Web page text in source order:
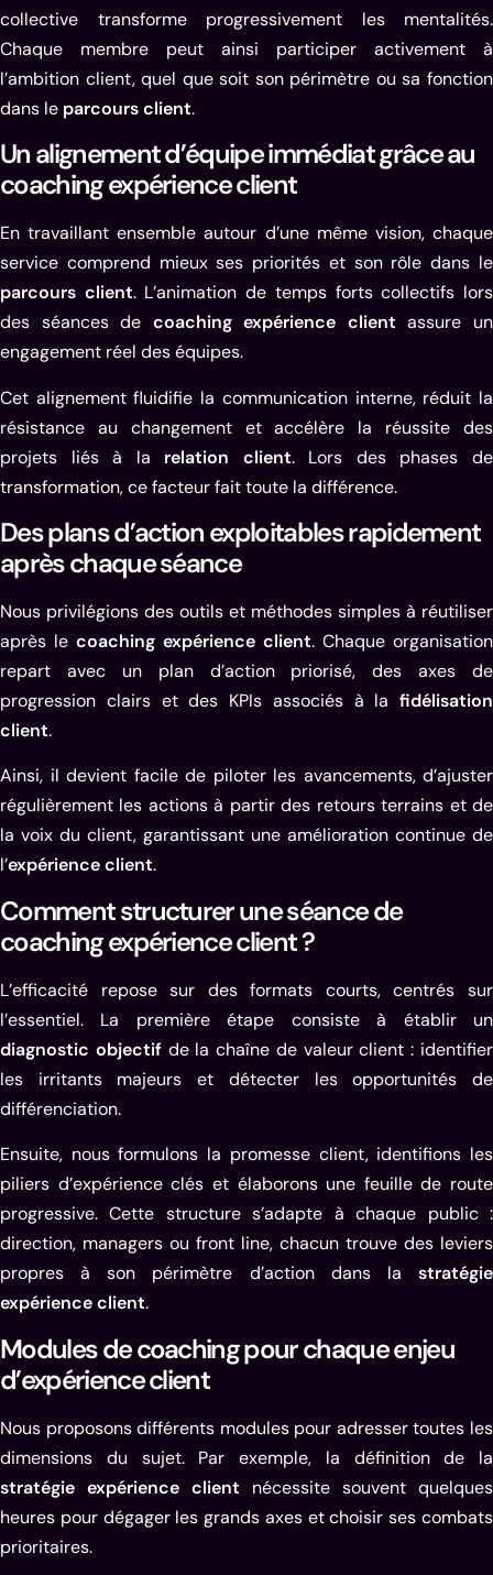
collective transforme progressivement les mentalités.
Chaque membre peut ainsi participer activement à
l’ambition client, quel que soit son périmètre ou sa fonction
dans le parcours client.
Un alignement d’équipe immédiat grâce au
coaching expérience client
En travaillant ensemble autour d’une même vision, chaque
service comprend mieux ses priorités et son rôle dans le
parcours client. L’animation de temps forts collectifs lors
des séances de coaching expérience client assure un
engagement réel des équipes.
Cet alignement fluidifie la communication interne, réduit la
résistance au changement et accélère la réussite des
projets liés à la relation client. Lors des phases de
transformation, ce facteur fait toute la différence.
Des plans d’action exploitables rapidement
après chaque séance
Nous privilégions des outils et méthodes simples à réutiliser
après le coaching expérience client. Chaque organisation
repart avec un plan d’action priorisé, des axes de
progression clairs et des KPIs associés à la fidélisation
client.
Ainsi, il devient facile de piloter les avancements, d’ajuster
régulièrement les actions à partir des retours terrains et de
la voix du client, garantissant une amélioration continue de
l’expérience client.
Comment structurer une séance de
coaching expérience client ?
L’efficacité repose sur des formats courts, centrés sur
l’essentiel. La première étape consiste à établir un
diagnostic objectifde la chaîne de valeur client : identifier
les irritants majeurs et détecter les opportunités de
différenciation.
Ensuite, nous formulons la promesse client, identifions les
piliers d’expérience clés et élaborons une feuille de route
progressive. Cette structure s’adapte à chaque public :
direction, managers ou front line, chacun trouve des leviers
propres à son périmètre d’action dans la stratégie
expérience client.
Modules de coaching pour chaque enjeu
d’expérience client
Nous proposons différents modules pour adresser toutes les
dimensions du sujet. Par exemple, la définition de la
stratégie expérience client nécessite souvent quelques
heures pour dégager les grands axes et choisir ses combats
prioritaires.